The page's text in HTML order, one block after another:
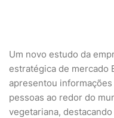
Um novo estudo da
estratégica de mercado
apresentou
pessoas ao redor do
vegetariana,